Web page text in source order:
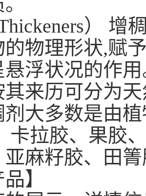
） 增
的物理形状,赋
浮状况的作
来历可分为
剂大多数是由
卡拉胶、果胶
亚麻籽胶、田
】